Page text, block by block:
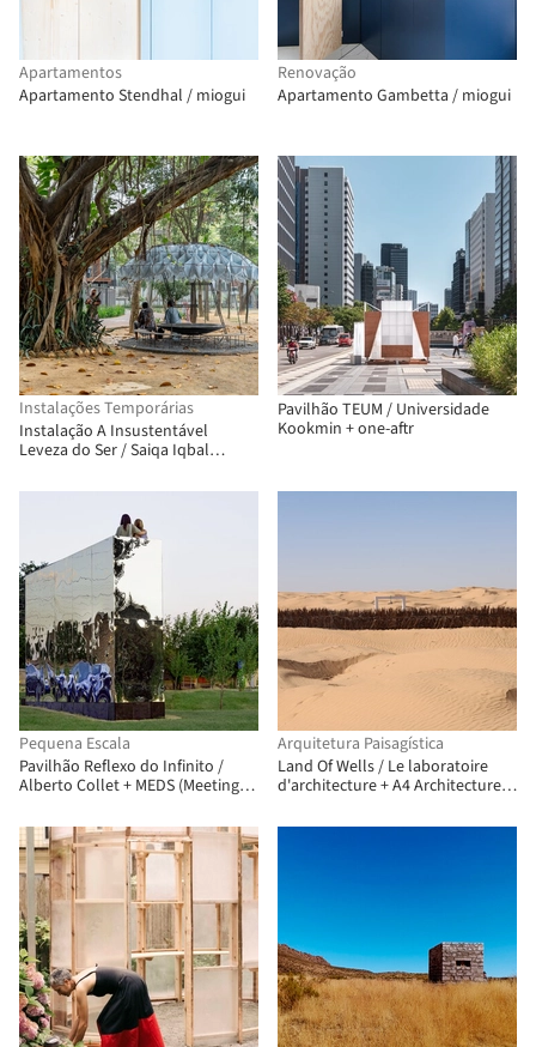
Apartamentos
Apartamento Stendhal / miogui
Renovação
Apartamento Gambetta / miogui
Instalações Temporárias
Instalação A Insustentável
Leveza do Ser / Saiqa Iqbal
Chowdhury
Pavilhão TEUM / Universidade
Kookmin + one-aftr
Pequena Escala
Pavilhão Reflexo do Infinito /
Alberto Collet + MEDS (Meetings
Arquitetura Paisagística
Land Of Wells / Le laboratoire
d'architecture + A4 Architecture +